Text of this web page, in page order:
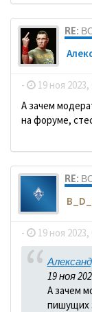
RE:
- 19 ноя 2023,
А зачем
на форуме,
RE:
- 19 ноя 2023,
19 ноя
А зачем
пишущих